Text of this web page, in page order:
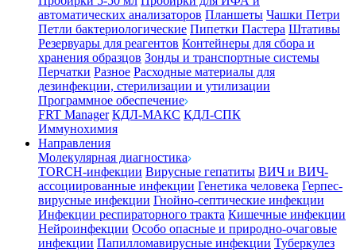
автоматических анализаторов Планшеты Чашки Петри
Петли бактериологические Пипетки Пастера Штативы
Резервуары для реагентов Контейнеры для сбора и
хранения образцов Зонды и транспортные системы
Перчатки Разное Расходные материалы для
дезинфекции, стерилизации и утилизации
Программное обеспечение
FRT Manager КДЛ-МАКС КДЛ-СПК
Иммунохимия
Направления
Молекулярная диагностика
TORCH-инфекции Вирусные гепатиты ВИЧ и ВИЧ-
ассоциированные инфекции Генетика человека Герпес-
вирусные инфекции Гнойно-септические инфекции
Инфекции респираторного тракта Кишечные инфекции
Нейроинфекции Особо опасные и природно-очаговые
инфекции Папилломавирусные инфекции Туберкулез